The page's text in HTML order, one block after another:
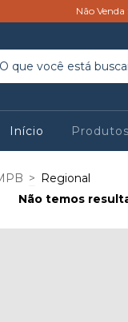
Não
Início Produtos
> Regional
Não temos